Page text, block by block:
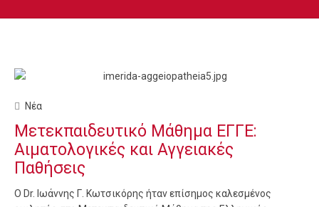
Νέα
Μετεκπαιδευτικό Μάθημα ΕΓΓΕ:
Αιματολογικές και Αγγειακές
Παθήσεις
Ο Dr. Ιωάννης Γ. Κωτσικόρης ήταν επίσημος καλεσμένος